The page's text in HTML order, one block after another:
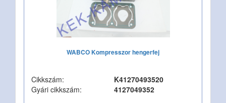
WABCO Kompresszor hengerfej
Cikkszám:
K41270493520
Gyári cikkszám:
4127049352